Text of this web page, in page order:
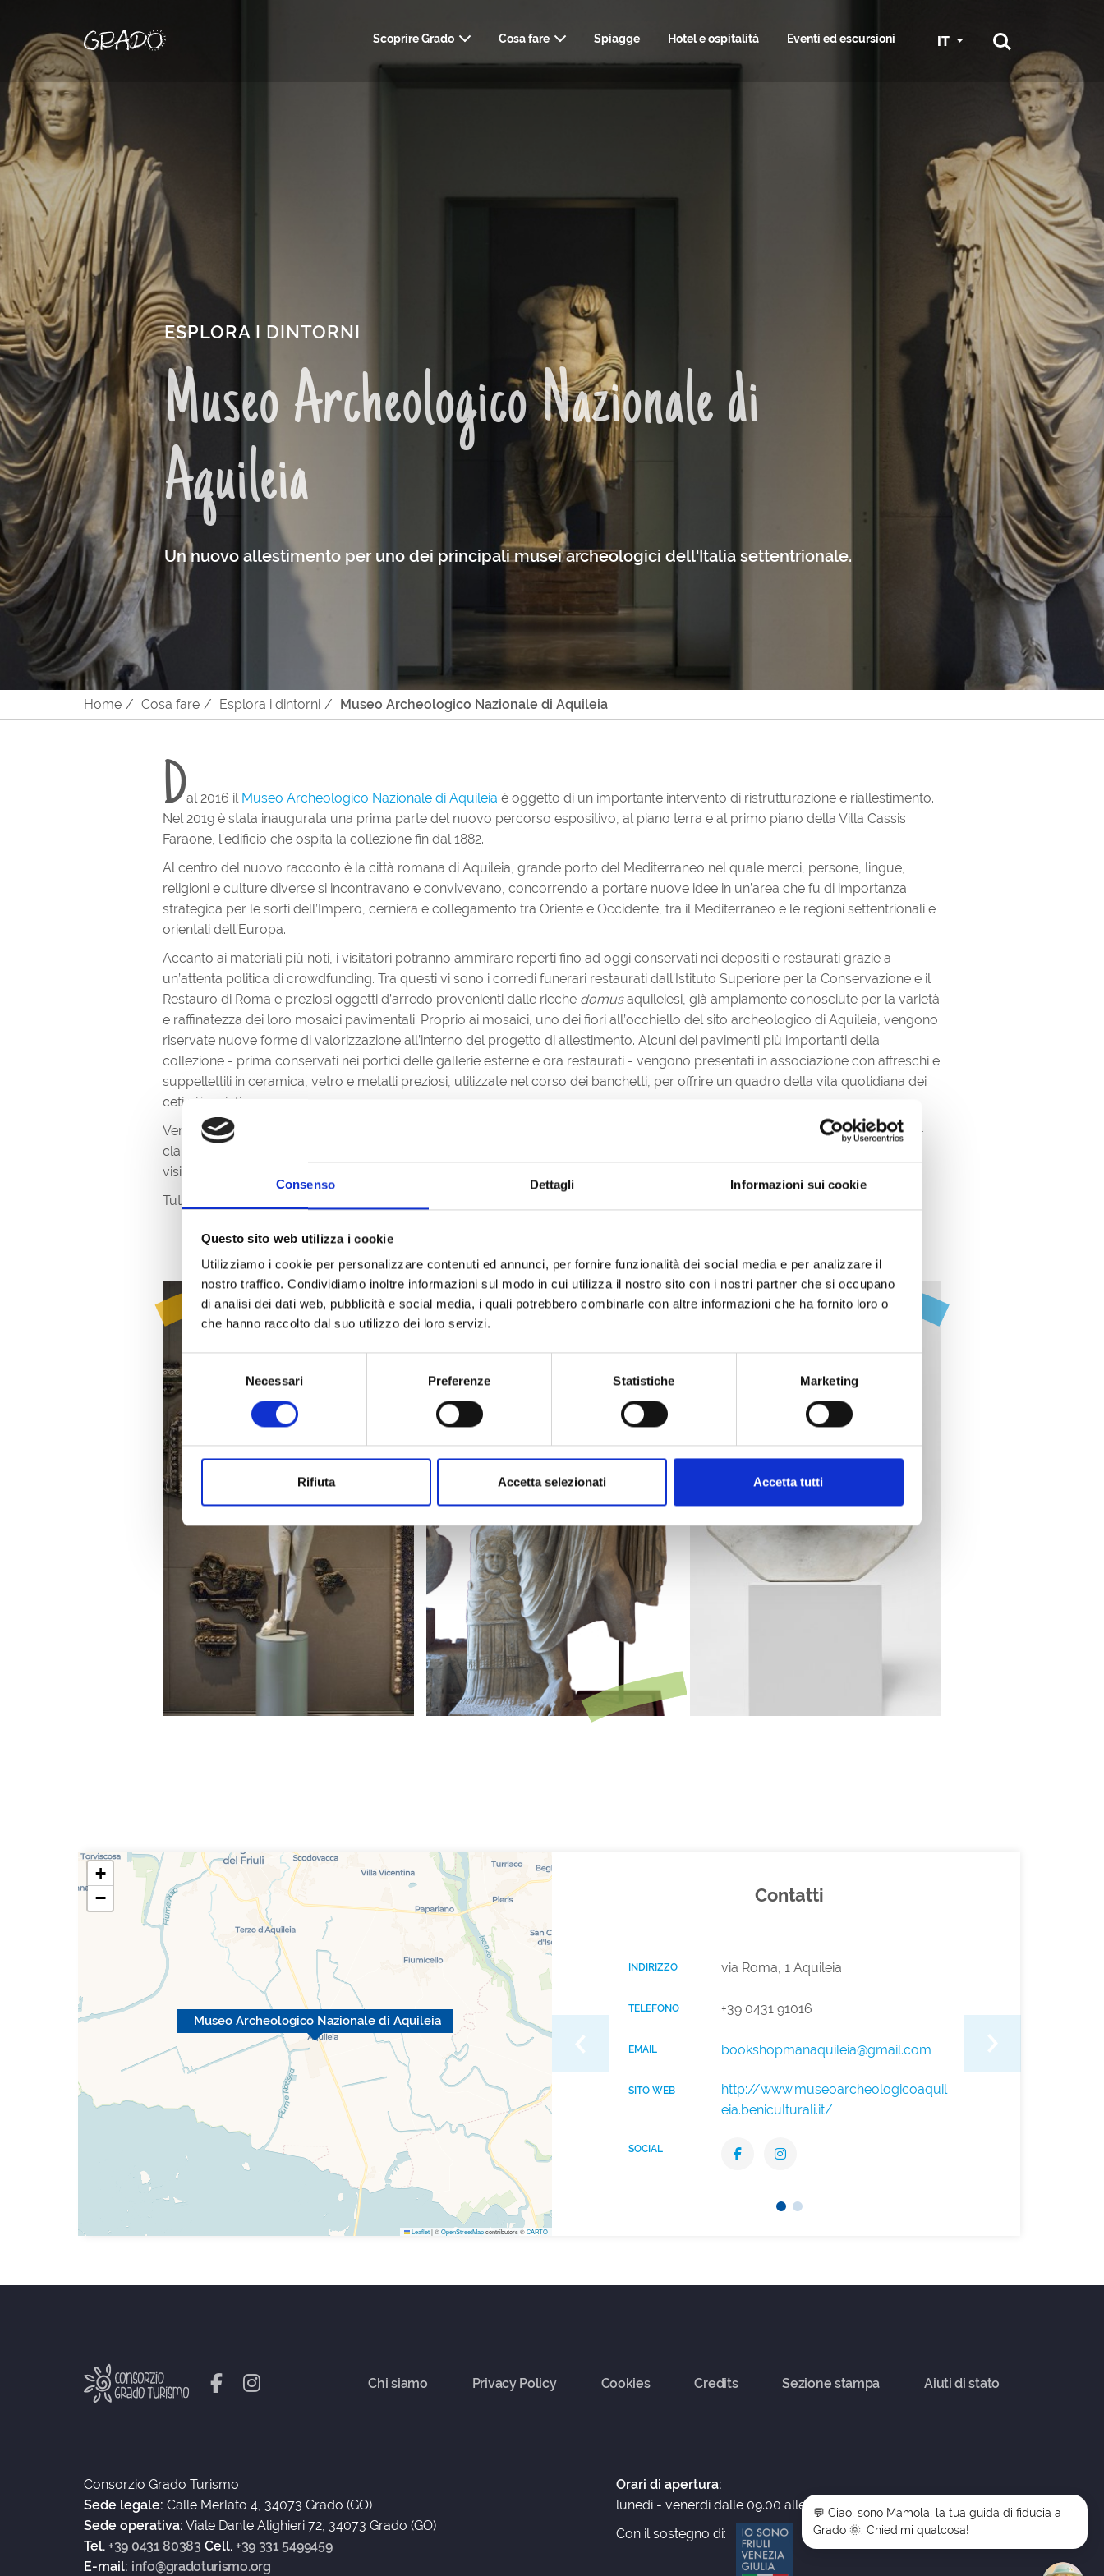
Consenso Dettagli Informazioni sui cookie
Questo sito web utilizza i cookie
Utilizziamo i cookie per personalizzare contenuti ed annunci, per fornire funzionalità dei social media e per analizzare il
nostro traffico. Condividiamo inoltre informazioni sul modo in cui utilizza il nostro sito con i nostri partner che si occupano
di analisi dei dati web, pubblicità e social media, i quali potrebbero combinarle con altre informazioni che ha fornito loro o
che hanno raccolto dal suo utilizzo dei loro servizi.
del
Necessari Preferenze Statistiche Marketing
Rifiuta Accetta selezionati Accetta tutti
Scoprire Grado
GRADO IN BICI
SERVIZI NAUTICI E MARINE
Cosa fare
SPORT
ESPLORA I DINTORNI
SHOPPING E SERVIZI CONGRESSI
Spiagge Hotel e ospitalità Eventi ed escursioni IT
ESPLORA I DINTORNI
Museo Archeologico Nazionale di
Aquileia
Un nuovo allestimento per uno dei principali musei archeologici dell'Italia settentrionale.
Home Cosa fare Esplora i dintorni Museo Archeologico Nazionale di Aquileia
Dal 2016 il Museo Archeologico Nazionale di Aquileia è oggetto di un importante intervento di ristrutturazione e riallestimento.
Nel 2019 è stata inaugurata una prima parte del nuovo percorso espositivo, al piano terra e al primo piano della Villa Cassis
Faraone, l’edificio che ospita la collezione fin dal 1882.
Al centro del nuovo racconto è la città romana di Aquileia, grande porto del Mediterraneo nel quale merci, persone, lingue,
religioni e culture diverse si incontravano e convivevano, concorrendo a portare nuove idee in un’area che fu di importanza
strategica per le sorti dell’Impero, cerniera e collegamento tra Oriente e Occidente, tra il Mediterraneo e le regioni settentrionali e
orientali dell’Europa.
Accanto ai materiali più noti, i visitatori potranno ammirare reperti fino ad oggi conservati nei depositi e restaurati grazie a
un’attenta politica di crowdfunding. Tra questi vi sono i corredi funerari restaurati dall’Istituto Superiore per la Conservazione e il
Restauro di Roma e preziosi oggetti d’arredo provenienti dalle ricche domusaquileiesi, già ampiamente conosciute per la varietà
e raffinatezza dei loro mosaici pavimentali. Proprio ai mosaici, uno dei fiori all’occhiello del sito archeologico di Aquileia, vengono
riservate nuove forme di valorizzazione all’interno del progetto di allestimento. Alcuni dei pavimenti più importanti della
collezione - prima conservati nei portici delle gallerie esterne e ora restaurati - vengono presentati in associazione con affreschi e
suppellettili in ceramica, vetro e metalli preziosi, utilizzate nel corso dei banchetti, per offrire un quadro della vita quotidiana dei
ceti più agiati.
Vengono esposte in una luce completamente nuova anche le opere di scultura: dal monumentale ciclo imperiale di età giulio-
claudia ai numerosi ritratti, che costituiscono una delle peculiarità della raccolta, il cui suggestivo allestimento consentirà al
visitatore di essere accompagnato dai volti degli antichi abitanti in un viaggio ideale alla scoperta dell’antica Aquileia.
Tutte le prime domeniche di ogni mese, l'ingresso al MAN è gratuito.
Museo Archeologico Nazionale di Aquileia
+
−
Leaflet|©OpenStreetMapcontributors ©CARTO
Contatti
INDIRIZZO via Roma, 1 Aquileia
TELEFONO +39 0431 91016
EMAIL bookshopmanaquileia@gmail.com
SITO WEB
http://www.museoarcheologicoaquil
eia.beniculturali.it/
SOCIAL
Chi siamo Privacy Policy Cookies Credits Sezione stampa Aiuti di stato
Consorzio Grado Turismo
Sede legale: Calle Merlato 4, 34073 Grado (GO)
Sede operativa: Viale Dante Alighieri 72, 34073 Grado (GO)
Tel. +39 0431 80383 Cell. +39 331 5499459
E-mail: info@gradoturismo.org
Orari di apertura:
lunedì - venerdì dalle 09.00 alle 17.00
Con il sostegno di: